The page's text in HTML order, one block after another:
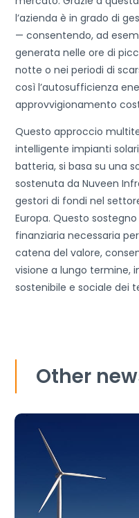
l’azienda è in grado di
— consentendo, ad
generata nelle ore di
notte o nei periodi di
così l’autosufficienza
approvvigionamento
Questo approccio
intelligente impianti
batteria, si basa su una
sostenuta da Nuveen
gestori di fondi nel
Europa. Questo
finanziaria necessaria
catena del valore,
visione a lungo termine,
sostenibile e sociale dei
Other